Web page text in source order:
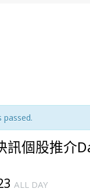
passed.
訊個股推介
ALL DAY